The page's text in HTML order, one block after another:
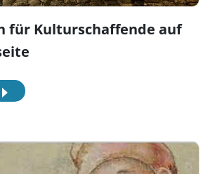
für Kulturschaffende auf